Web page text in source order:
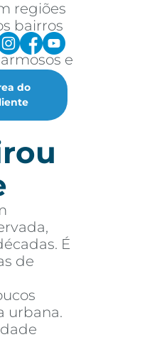
do
regiões
bairros
e
ou
É
de
urbana.